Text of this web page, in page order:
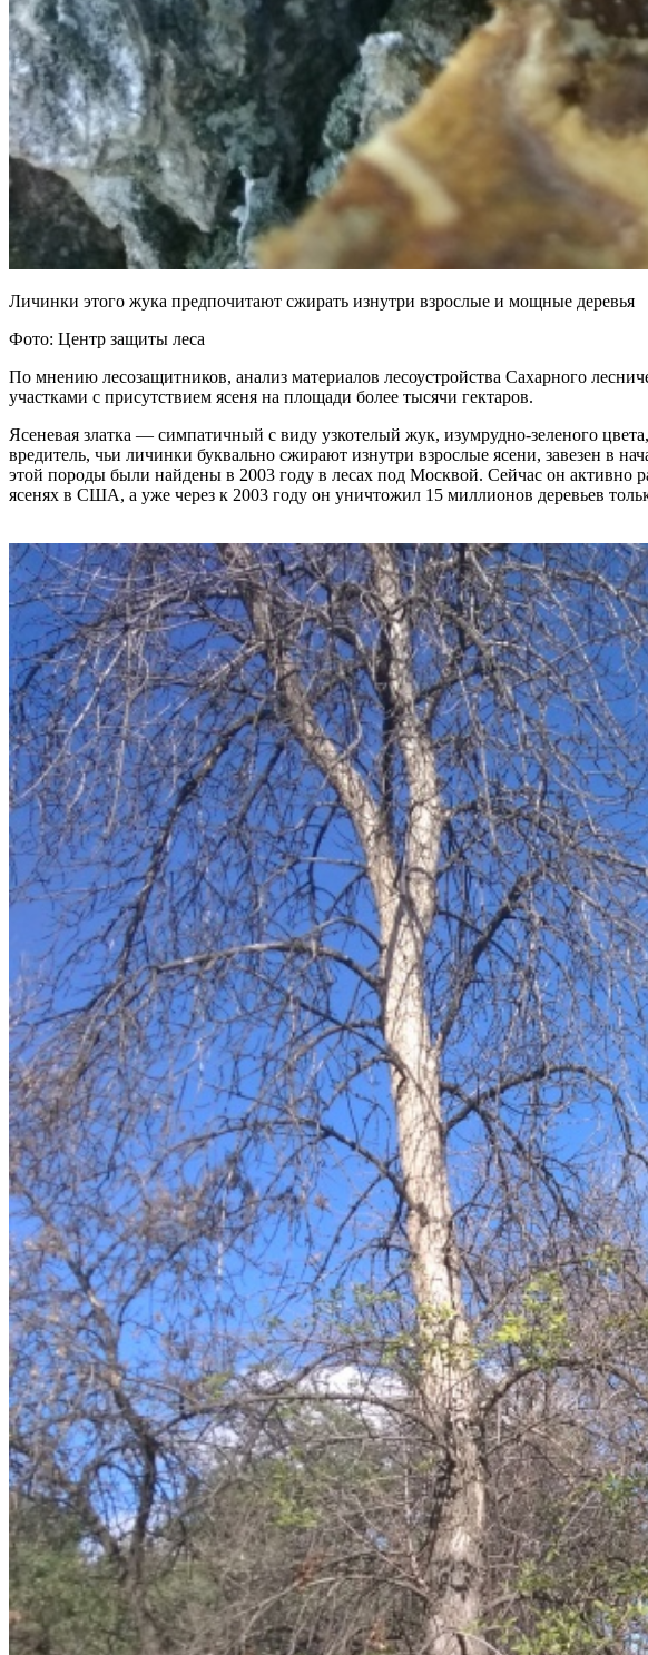
Личинки этого жука предпочитают сжирать изнутри взрослые и мощные деревья
Фото: Центр защиты леса
По мнению лесозащитников, анализ материалов лесоустройства Сахарного
участками с присутствием ясеня на площади более тысячи гектаров.
Ясеневая златка — симпатичный с виду узкотелый жук, изумрудно-зеленого
вредитель, чьи личинки буквально сжирают изнутри взрослые ясени, завезен в
этой породы были найдены в 2003 году в лесах под Москвой. Сейчас он активно
ясенях в США, а уже через к 2003 году он уничтожил 15 миллионов деревьев